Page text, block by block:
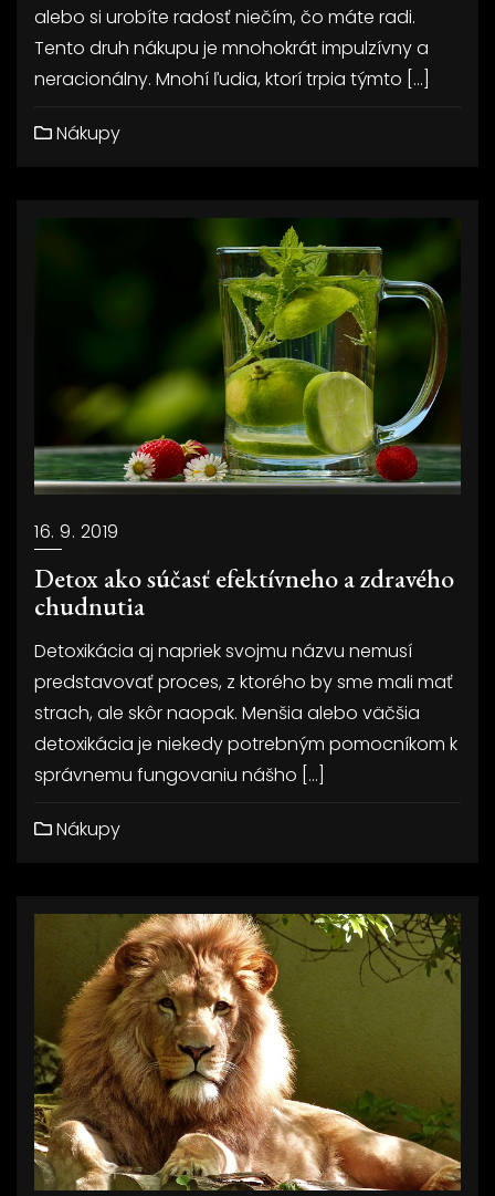
alebo si urobíte radosť niečím, čo máte radi.
Tento druh nákupu je mnohokrát impulzívny a
neracionálny. Mnohí ľudia, ktorí trpia týmto […]
Nákupy
16. 9. 2019
Detox ako súčasť efektívneho a zdravého
chudnutia
Detoxikácia aj napriek svojmu názvu nemusí
predstavovať proces, z ktorého by sme mali mať
strach, ale skôr naopak. Menšia alebo väčšia
detoxikácia je niekedy potrebným pomocníkom k
správnemu fungovaniu nášho […]
Nákupy